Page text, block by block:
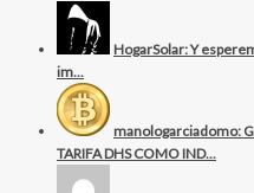
HogarSolar: Y
im...
manologarciadomo:
TARIFA DHS COMO IND...